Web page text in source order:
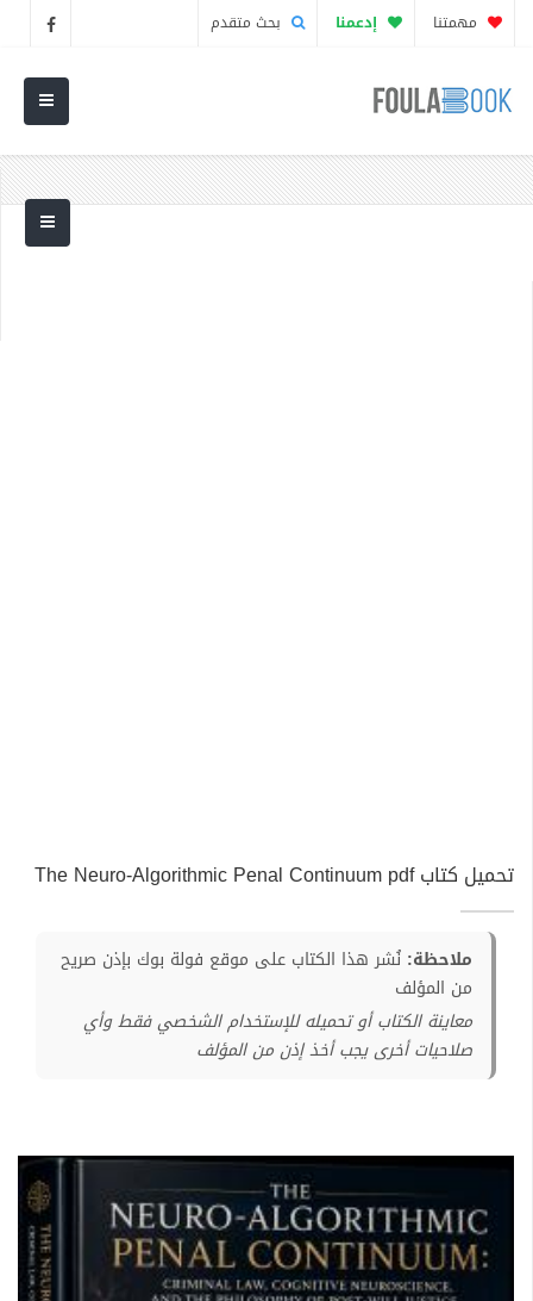
مهمتنا إدعمنا بحث متقدم
تحميل كتاب The Neuro-Algorithmic Penal Continuum pdf
ملاحظة: نُشر هذا الكتاب على موقع فولة بوك بإذن صريح
من المؤلف
معاينة الكتاب أو تحميله للإستخدام الشخصي فقط وأي
صلاحيات أخرى يجب أخذ إذن من المؤلف